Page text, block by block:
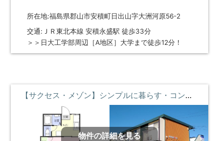
所在地:福島県郡山市安積町日出山字大洲河原56-2
交通:ＪＲ東北本線 安積永盛駅 徒歩33分
＞＞日大工学部周辺［A地区］大学まで徒歩12分！
【サクセス・メゾン】シンプルに暮らす・コンビニとスーパーの近くに暮らす ②階 **即入居募集中**
物件の詳細を見る